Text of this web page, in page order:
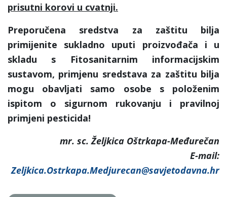
prisutni korovi u cvatnji.
Preporučena sredstva za zaštitu bilja
primijenite sukladno uputi proizvođača i u
skladu s Fitosanitarnim informacijskim
sustavom, primjenu sredstava za zaštitu bilja
mogu obavljati samo osobe s položenim
ispitom o sigurnom rukovanju i pravilnoj
primjeni pesticida!
mr. sc. Željkica Oštrkapa-Međurečan
E-mail:
Zeljkica.Ostrkapa.Medjurecan@savjetodavna.hr